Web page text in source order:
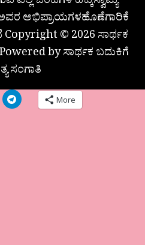
ಅಭಿಪ್ರಾಯಗಳಹೊಣೆಗಾರಿಕೆ
Copyright © 2026 ಸಾರ್ಥಕ
by ಸಾರ್ಥಕ ಬದುಕಿಗೆ
ಸಂಗಾತಿ
More